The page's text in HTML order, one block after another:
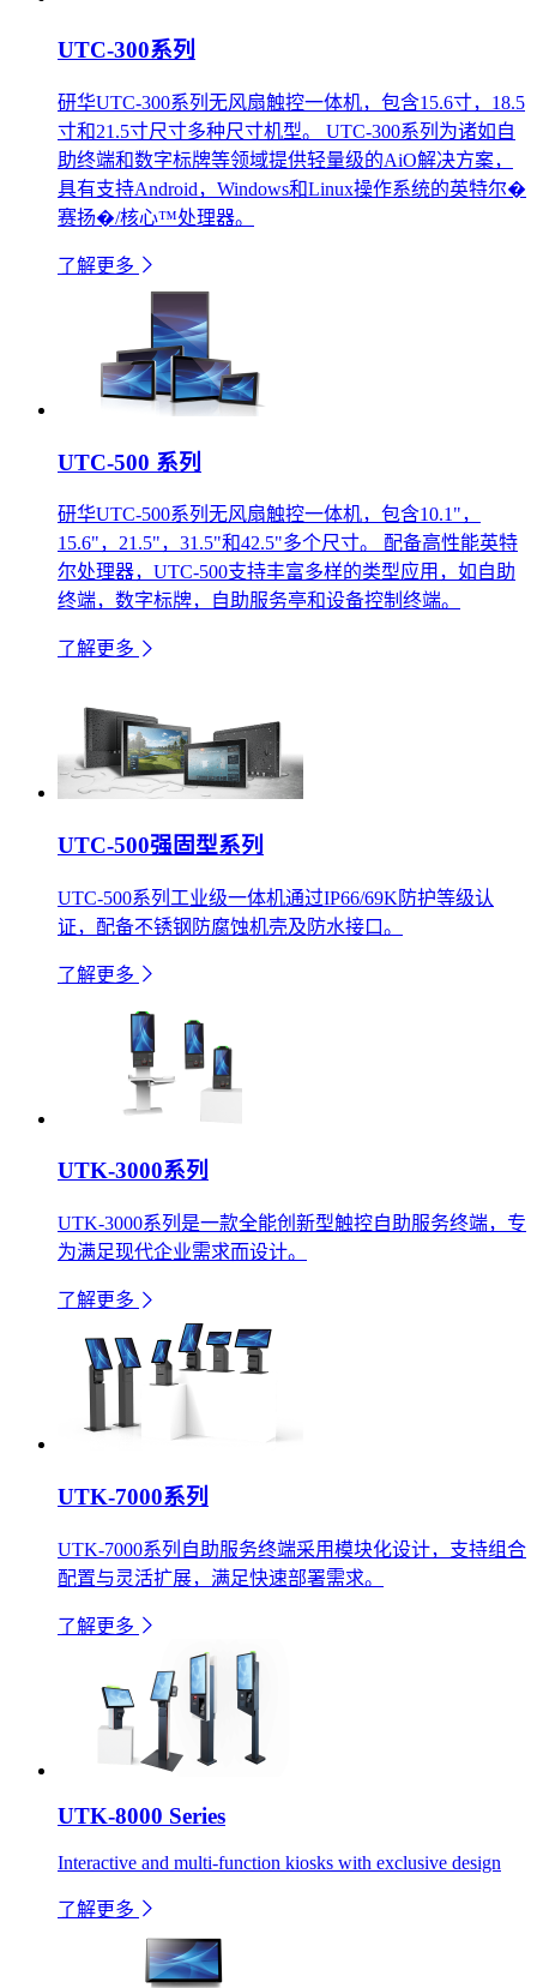
UTC-300系列
研华UTC-300系列无风扇触控一体机，包含15.6寸，18.5
寸和21.5寸尺寸多种尺寸机型。 UTC-300系列为诸如自
助终端和数字标牌等领域提供轻量级的AiO解决方案，
具有支持Android，Windows和Linux操作系统的英特尔�
赛扬�/核心™处理器。
了解更多
UTC-500 系列
研华UTC-500系列无风扇触控一体机，包含10.1"，
15.6"，21.5"，31.5"和42.5"多个尺寸。 配备高性能英特
尔处理器，UTC-500支持丰富多样的类型应用，如自助
终端，数字标牌，自助服务亭和设备控制终端。
了解更多
UTC-500强固型系列
UTC-500系列工业级一体机通过IP66/69K防护等级认
证，配备不锈钢防腐蚀机壳及防水接口。
了解更多
UTK-3000系列
UTK-3000系列是一款全能创新型触控自助服务终端，专
为满足现代企业需求而设计。
了解更多
UTK-7000系列
UTK-7000系列自助服务终端采用模块化设计，支持组合
配置与灵活扩展，满足快速部署需求。
了解更多
UTK-8000 Series
Interactive and multi-function kiosks with exclusive design
了解更多